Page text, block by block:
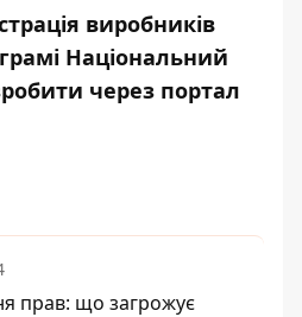
виробників
Національний
через портал
прав: що загрожує